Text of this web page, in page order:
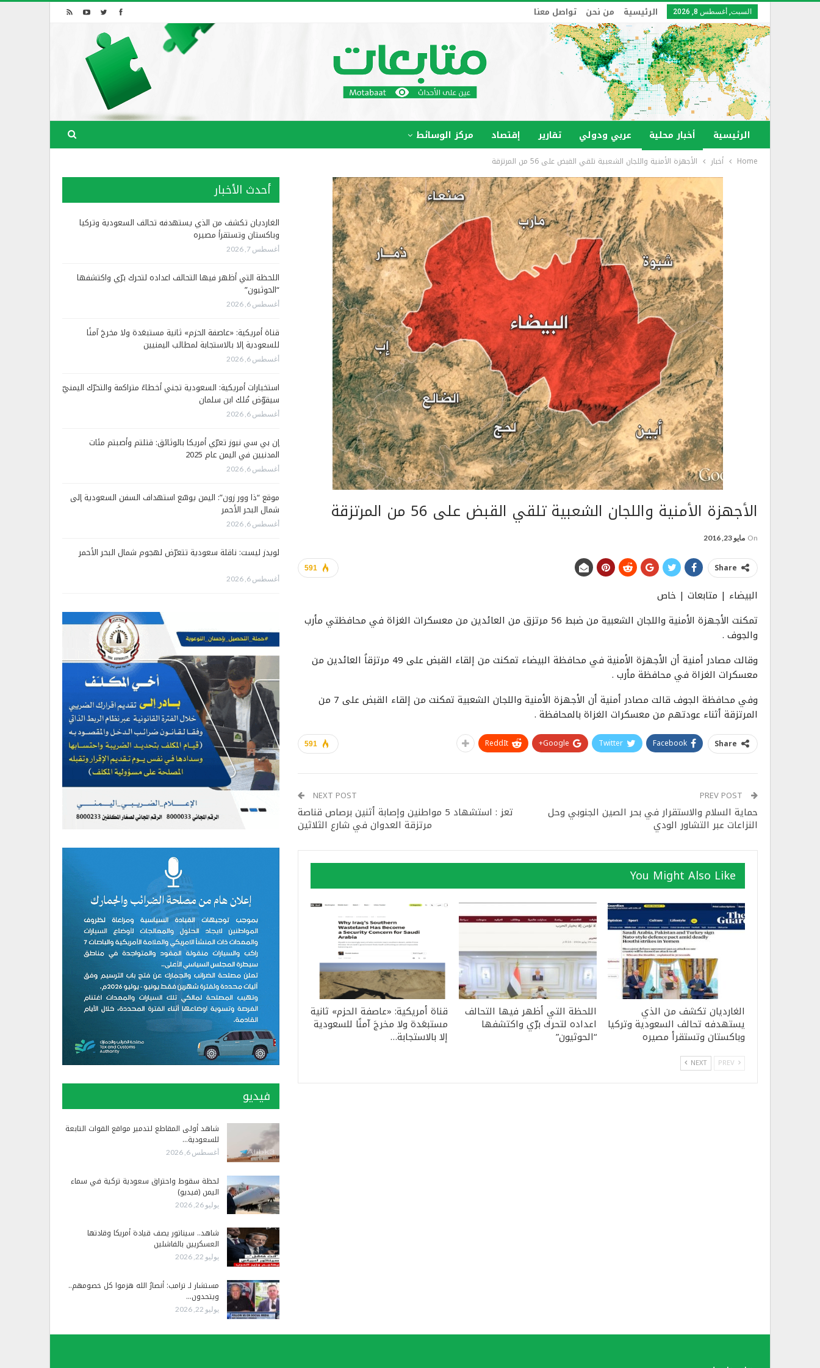
السبت, أغسطس 8, 2026 الرئيسية من نحن تواصل معنا
الرئيسية أخبار محلية عربي ودولي تقارير إقتصاد مركز الوسائط
Home أخبار الأجهزة الأمنية واللجان الشعبية تلقي القبض على 56 من المرتزقة
الأجهزة الأمنية واللجان الشعبية تلقي القبض على 56 من المرتزقة
On مايو 23, 2016
591 Share
البيضاء | متابعات | خاص
تمكنت الأجهزة الأمنية واللجان الشعبية من ضبط 56 مرتزق من العائدين من معسكرات الغزاة في محافظتي مأرب
والجوف .
وقالت مصادر أمنية أن الأجهزة الأمنية في محافظة البيضاء تمكنت من إلقاء القبض على 49 مرتزقاُ العائدين من
معسكرات الغزاة في محافظة مأرب .
وفي محافظة الجوف قالت مصادر أمنية أن الأجهزة الأمنية واللجان الشعبية تمكنت من إلقاء القبض على 7 من
المرتزقة أثناء عودتهم من معسكرات الغزاة بالمحافظة .
591 Share
Facebook
Twitter
Google+
ReddIt
حماية السلام والاستقرار في بحر الصين الجنوبي وحل
النزاعات عبر التشاور الودي
NEXT POST
تعز : استشهاد 5 مواطنين وإصابة أثنين برصاص قناصة
مرتزقة العدوان في شارع الثلاثين
You Might Also Like
الغارديان تكشف من الذي
يستهدفه تحالف السعودية وتركيا
وباكستان وتستقرأ مصيره
اللحظة التي أظهر فيها التحالف
اعداده لتحرك برّي واكتشفها
“الحوثيون”
قناة أمريكية: «عاصفة الحزم» ثانية
مستبعَدة ولا مخرجَ آمنًا للسعودية
إلا بالاستجابة…
NEXT
أحدث الأخبار
الغارديان تكشف من الذي يستهدفه تحالف السعودية وتركيا
وباكستان وتستقرأ مصيره
أغسطس 7, 2026
اللحظة التي أظهر فيها التحالف اعداده لتحرك برّي واكتشفها
“الحوثيون”
أغسطس 6, 2026
قناة أمريكية: «عاصفة الحزم» ثانية مستبعَدة ولا مخرجَ آمنًا
للسعودية إلا بالاستجابة لمطالب اليمنيين
أغسطس 6, 2026
استخبارات أمريكية: السعودية تجني أخطاءً متراكمة والتحرّك اليمنيّ
سيقوّض مُلك ابن سلمان
أغسطس 6, 2026
إن بي سي نيوز تعرّي أمريكا بالوثائق: قتلتم وأصبتم مئات
المدنيين في اليمن عام 2025
أغسطس 6, 2026
موقع “ذا وور زون”: اليمن يوسّع استهداف السفن السعودية إلى
شمال البحر الأحمر
أغسطس 6, 2026
لويدز ليست: ناقلة سعودية تتعرّض لهجوم شمال البحر الأحمر
أغسطس 6, 2026
فيديو
شاهد أولى المقاطع لتدمير مواقع القوات التابعة
للسعودية…
أغسطس 6, 2026
لحظة سقوط واحتراق سعودية تركية في سماء
اليمن (فيديو)
يوليو 26, 2026
شاهد.. سيناتور يصف قيادة أمريكا وقادتها
العسكريين بالفاشلين
يوليو 22, 2026
مستشار لـ ترامب: أنصارُ الله هزموا كل خصومهم..
ويتحدون…
يوليو 22, 2026